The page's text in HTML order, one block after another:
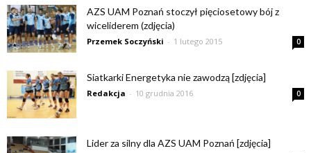
AZS UAM Poznań stoczył pięciosetowy bój z
wiceliderem (zdjęcia)
Przemek Soczyński - 1 lutego 2015 0
Siatkarki Energetyka nie zawodzą [zdjęcia]
Redakcja - 10 grudnia 2016 0
Lider za silny dla AZS UAM Poznań [zdjęcia]